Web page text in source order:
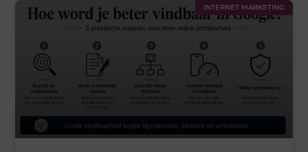
INTERNET MARKETING